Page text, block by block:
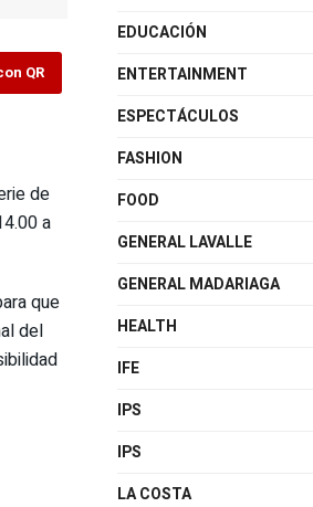
QR
de
a
que
del
EDUCACIÓN
ENTERTAINMENT
ESPECTÁCULOS
FASHION
FOOD
GENERAL LAVALLE
GENERAL MADARIAGA
HEALTH
IFE
IPS
IPS
LA COSTA